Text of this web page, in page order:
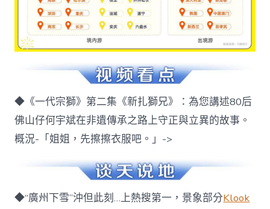
◆《一代宗獅》第二集《新扎獅兄》：為您講述80后
佛山仔何宇斌在非遺傳承之路上守正與立異的故事。
概況-「姐姐，先擦擦衣服吧。」->
◆“廣州下雪”沖但此刻…上熱搜第一，景象部分Klook